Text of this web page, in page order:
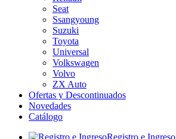
Seat
Ssangyoung
Suzuki
Toyota
Universal
Volkswagen
Volvo
ZX Auto
Ofertas y Descontinuados
Novedades
Catálogo
Registro e Ingreso